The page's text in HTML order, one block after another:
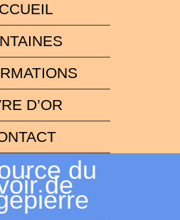
D’OR
du
de